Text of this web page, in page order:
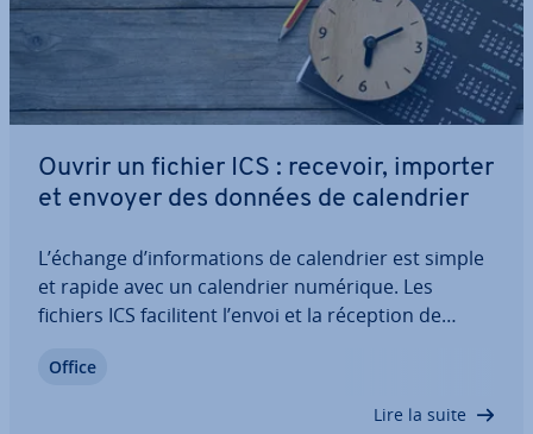
Ouvrir un fichier ICS : recevoir, importer
et envoyer des données de ca­len­drier
L’échange d’in­for­ma­tions de ca­len­drier est simple
et rapide avec un ca­len­drier numérique. Les
fichiers ICS fa­ci­li­tent l’envoi et la réception de
qu’est un fichier ICS et comment ouvrir un fichier
Office
Lire la suite